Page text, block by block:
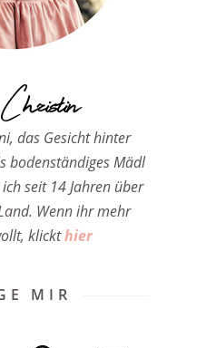
das Gesicht hinter
bodenständiges Mädl
seit 14 Jahren über
Wenn ihr mehr
klickthier
MIR